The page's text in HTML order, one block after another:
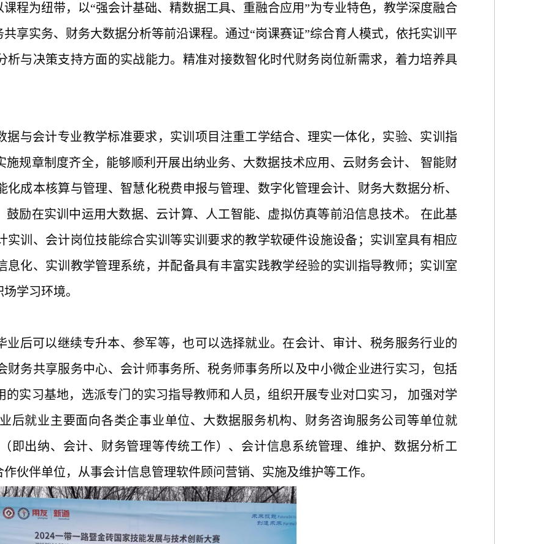
程为纽带，以“强会计基础、精数据工具、重融合应用”为专业特色，教学深度融合
享实务、财务大数据分析等前沿课程。通过“岗课赛证”综合育人模式，依托实训平
析与决策支持方面的实战能力。精准对接数智化时代财务岗位新需求，着力培养具
据与会计专业教学标准要求，实训项目注重工学结合、理实一体化，实验、实训指
规章制度齐全，能够顺利开展出纳业务、大数据技术应用、云财务会计、
智能财
成本核算与管理、智慧化税费申报与管理、数字化管理会计、财务大数据分析、
励在实训中运用大数据、云计算、人工智能、虚拟仿真等前沿信息技术。
在此基
实训、会计岗位技能综合实训等实训要求的教学软硬件设施设备；实训室具有相应
息化、实训教学管理系统，并配备具有丰富实践教学经验的实训指导教师；实训室
学习环境。
业后可以继续专升本、参军等，也可以选择就业。在会计、审计、税务服务行业的
财务共享服务中心、会计师事务所、税务师事务所以及中小微企业进行实习，包括
实习基地，选派专门的实习指导教师和人员，组织开展专业对口实习，
加强对学
后就业主要面向各类企事业单位、大数据服务机构、财务咨询服务公司等单位就
即出纳、会计、财务管理等传统工作）、会计信息系统管理、维护、数据分析工
伙伴单位，从事会计信息管理软件顾问营销、实施及维护等工作。